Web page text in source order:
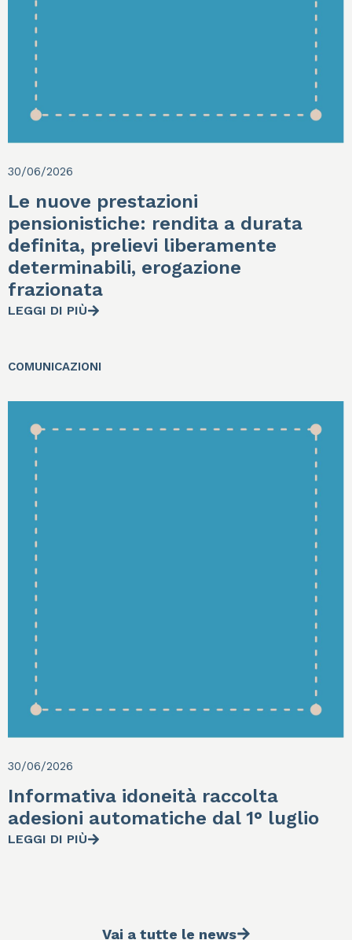
30/06/2026
Le nuove prestazioni
pensionistiche: rendita a durata
definita, prelievi liberamente
determinabili, erogazione
frazionata
LEGGI DI PIÙ
COMUNICAZIONI
30/06/2026
Informativa idoneità raccolta
adesioni automatiche dal 1° luglio
LEGGI DI PIÙ
Vai a tutte le news